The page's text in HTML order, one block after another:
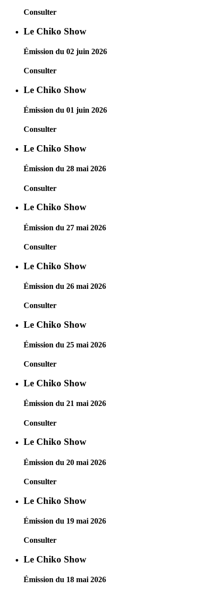
Consulter
Le Chiko Show
Émission du 02 juin 2026
Consulter
Le Chiko Show
Émission du 01 juin 2026
Consulter
Le Chiko Show
Émission du 28 mai 2026
Consulter
Le Chiko Show
Émission du 27 mai 2026
Consulter
Le Chiko Show
Émission du 26 mai 2026
Consulter
Le Chiko Show
Émission du 25 mai 2026
Consulter
Le Chiko Show
Émission du 21 mai 2026
Consulter
Le Chiko Show
Émission du 20 mai 2026
Consulter
Le Chiko Show
Émission du 19 mai 2026
Consulter
Le Chiko Show
Émission du 18 mai 2026